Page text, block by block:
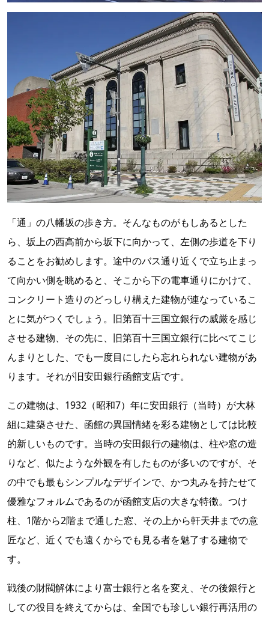
「通」の八幡坂の歩き方。そんなものがもしあるとした
ら、坂上の西高前から坂下に向かって、左側の歩道を下り
ることをお勧めします。途中のバス通り近くで立ち止まっ
て向かい側を眺めると、そこから下の電車通りにかけて、
コンクリート造りのどっしり構えた建物が連なっているこ
とに気がつくでしょう。旧第百十三国立銀行の威厳を感じ
させる建物、その先に、旧第百十三国立銀行に比べてこじ
んまりとした、でも一度目にしたら忘れられない建物があ
ります。それが旧安田銀行函館支店です。
この建物は、1932（昭和7）年に安田銀行（当時）が大林
組に建築させた、函館の異国情緒を彩る建物としては比較
的新しいものです。当時の安田銀行の建物は、柱や窓の造
りなど、似たような外観を有したものが多いのですが、そ
の中でも最もシンプルなデザインで、かつ丸みを持たせて
優雅なフォルムであるのが函館支店の大きな特徴。つけ
柱、1階から2階まで通した窓、その上から軒天井までの意
匠など、近くでも遠くからでも見る者を魅了する建物で
す。
戦後の財閥解体により富士銀行と名を変え、その後銀行と
しての役目を終えてからは、全国でも珍しい銀行再活用の